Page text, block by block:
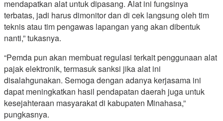
mendapatkan alat untuk dipasang. Alat ini fungsinya
terbatas, jadi harus dimonitor dan di cek langsung oleh tim
teknis atau tim pengawas lapangan yang akan dibentuk
nanti,” tukasnya.
“Pemda pun akan membuat regulasi terkait penggunaan alat
pajak elektronik, termasuk sanksi jika alat ini
disalahgunakan. Semoga dengan adanya kerjasama ini
dapat meningkatkan hasil pendapatan daerah juga untuk
kesejahteraan masyarakat di kabupaten Minahasa,”
pungkasnya.